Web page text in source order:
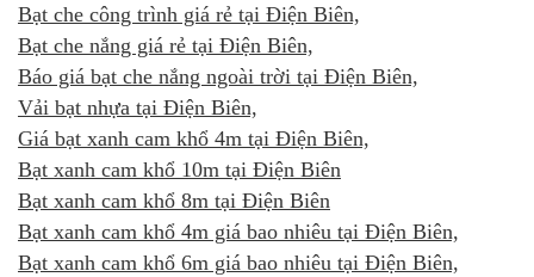
Bạt che công trình giá rẻ tại Điện Biên,
Bạt che nắng giá rẻ tại Điện Biên,
Báo giá bạt che nắng ngoài trời tại Điện Biên,
Vải bạt nhựa tại Điện Biên,
Giá bạt xanh cam khổ 4m tại Điện Biên,
Bạt xanh cam khổ 10m tại Điện Biên
Bạt xanh cam khổ 8m tại Điện Biên
Bạt xanh cam khổ 4m giá bao nhiêu tại Điện Biên,
Bạt xanh cam khổ 6m giá bao nhiêu tại Điện Biên,